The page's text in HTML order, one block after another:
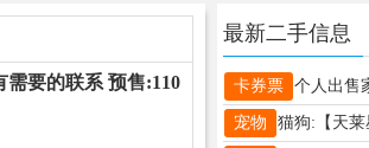
要的联系 预售:110
最新二手信息
卡券票
宠物